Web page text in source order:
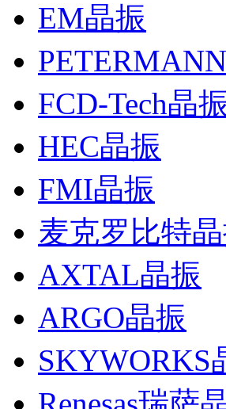
EM晶振
FCD-Tech晶振
HEC晶振
FMI晶振
麦克罗比特
AXTAL晶振
ARGO晶振
SKYWORKS